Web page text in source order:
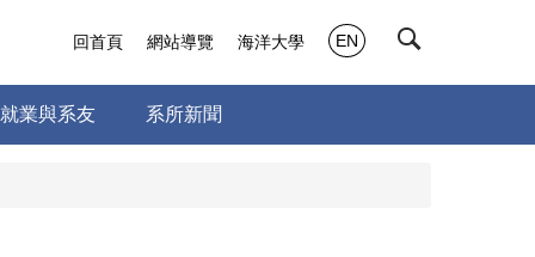
就業與系友 系所新聞
回首頁 網站導覽 海洋大學 EN